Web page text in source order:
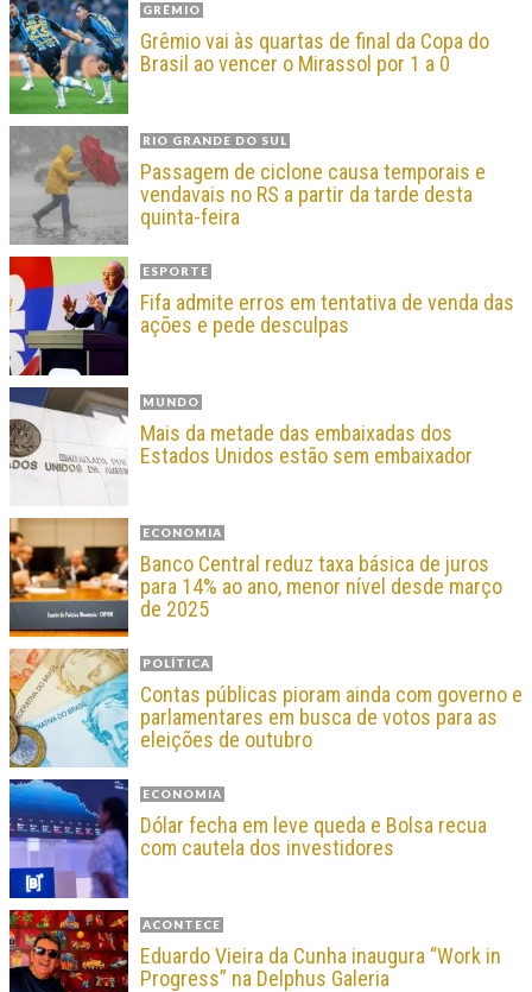
GRÊMIO
Grêmio vai às quartas de final da Copa do
Brasil ao vencer o Mirassol por 1 a 0
RIO GRANDE DO SUL
Passagem de ciclone causa temporais e
vendavais no RS a partir da tarde desta
quinta-feira
ESPORTE
Fifa admite erros em tentativa de venda das
ações e pede desculpas
MUNDO
Mais da metade das embaixadas dos
Estados Unidos estão sem embaixador
ECONOMIA
Banco Central reduz taxa básica de juros
para 14% ao ano, menor nível desde março
de 2025
POLÍTICA
Contas públicas pioram ainda com governo e
parlamentares em busca de votos para as
eleições de outubro
ECONOMIA
Dólar fecha em leve queda e Bolsa recua
com cautela dos investidores
ACONTECE
Eduardo Vieira da Cunha inaugura “Work in
Progress” na Delphus Galeria